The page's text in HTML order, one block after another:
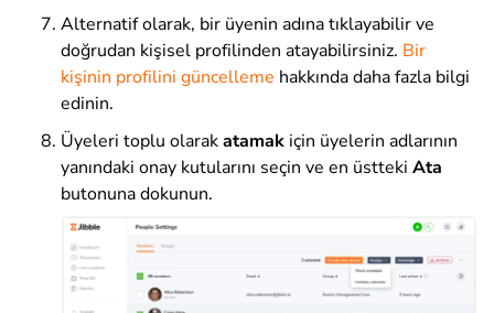
Alternatif olarak, bir üyenin adına tıklayabilir ve
doğrudan kişisel profilinden atayabilirsiniz. Bir
kişinin profilini güncelleme hakkında daha fazla bilgi
edinin.
Üyeleri toplu olarakatamak için üyelerin adlarının
yanındaki onay kutularını seçin ve en üstteki Ata
butonunadokunun.